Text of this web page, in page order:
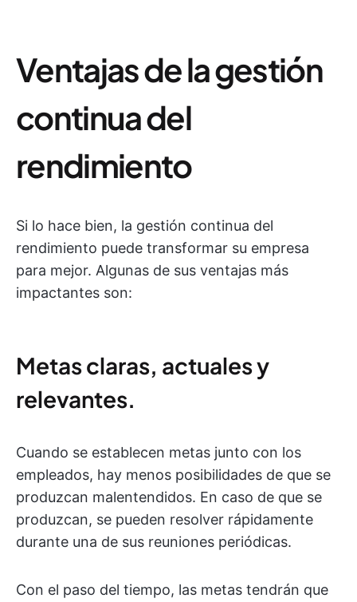
Ventajas de la gestión
continua del
rendimiento
Si lo hace bien, la gestión continua del
rendimiento puede transformar su empresa
para mejor. Algunas de sus ventajas más
impactantes son:
Metas claras, actuales y
relevantes.
Cuando se establecen metas junto con los
empleados, hay menos posibilidades de que se
produzcan malentendidos. En caso de que se
produzcan, se pueden resolver rápidamente
durante una de sus reuniones periódicas.
Con el paso del tiempo, las metas tendrán que